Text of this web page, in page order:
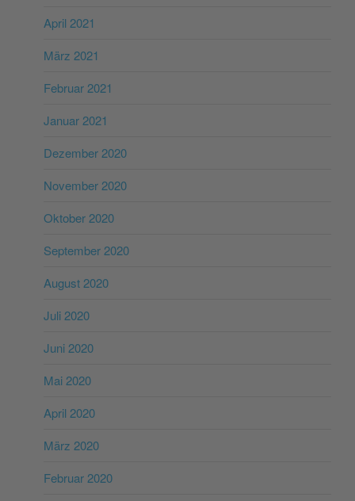
April 2021
März 2021
Februar 2021
Januar 2021
Dezember 2020
November 2020
Oktober 2020
September 2020
August 2020
Juli 2020
Juni 2020
Mai 2020
April 2020
März 2020
Februar 2020